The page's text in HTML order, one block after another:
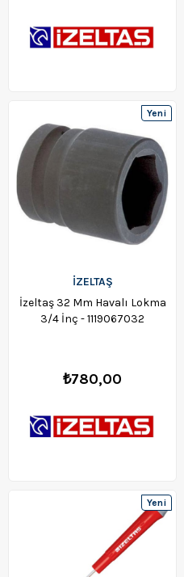
İZELTAŞ
İzeltaş 32 Mm Havalı Lokma
3/4 İnç - 1119067032
₺780,00
Yeni
Yeni
Ürün